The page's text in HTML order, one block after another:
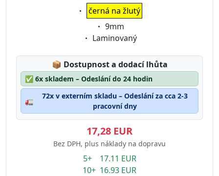
Eigenschaft:
černá na žlutý
Eigenschaft:
9mm
Eigenschaft:
Laminovaný
📦 Lagerstatus:
Dostupnost a dodací lhůta
✅ 6x skladem – Odeslání do 24 hodin
🚛
72x v externím skladu – Odeslání za cca 2-3
pracovní dny
17,28 EUR
Bez DPH, plus náklady na dopravu
5+ 17.11 EUR
10+ 16.93 EUR